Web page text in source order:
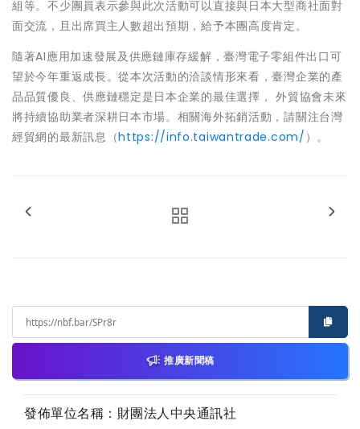
組等。不少團員表示參與此次活動可以直接與日本大型商社面對
面交流，且出席買主人數超出預期，給予本團高度肯定。
隨著AI應用加速發展及供應鏈庫存緩解，臺灣電子零組件出口可
望於今年重返成長。從本次活動的洽談情形來看，臺灣企業的產
品品質優良、供應鏈穩定是日本企業的最佳選擇， 外貿協會未來
將持續協助業者深耕日本市場。相關海外拓銷活動，請關注台灣
經貿網的最新訊息（https://info.taiwantrade.com/ ）。
推廣新聞稿
發佈單位名稱：財團法人中央通訊社